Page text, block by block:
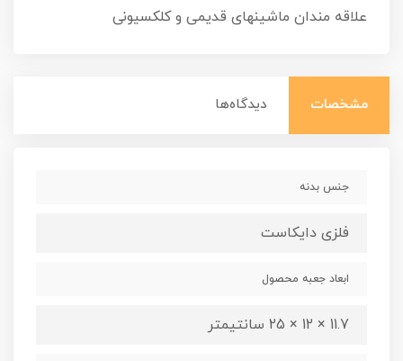
علاقه مندان ماشینهای قدیمی و کلکسیونی
مشخصات دیدگاه‌ها
جنس بدنه
فلزی دایکاست
ابعاد جعبه محصول
11.7 × 12 × 25 سانتیمتر